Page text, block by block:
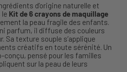
d’origine naturelle et
le Kit de 6 crayons de maquillage
la peau fragile des enfants.
parfum, il diffuse des couleurs
Sa texture souple s’applique
créatifs en toute sérénité. Un
conçu, pensé pour les familles
sur la peau de leurs